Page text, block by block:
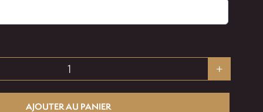
quantité
de
AJOUTER AU PANIER